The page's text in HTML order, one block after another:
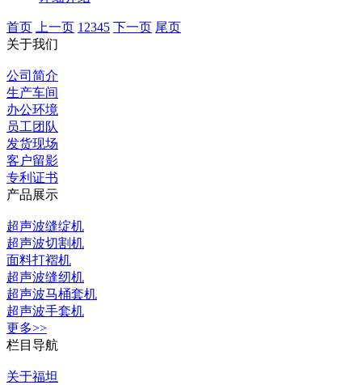
首页 上一页 1 2345 下一页 尾页
关于我们
公司简介
生产车间
办公环境
员工团队
发货现场
客户留影
专利证书
产品展示
超声波缝绽机
超声波切割机
面料打褶机
超声波缝纫机
超声波马桶套机
超声波手套机
更多>>
栏目导航
关于福坦